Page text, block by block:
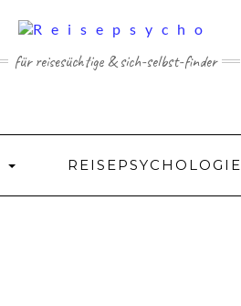
für reisesüchtige & sich-selbst-finder
REISEPSYCHOLOGIE